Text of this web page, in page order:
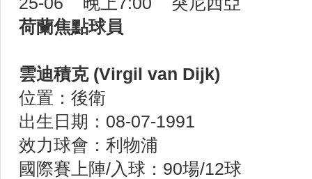
荷蘭焦點球員
雲迪積克 (Virgil van Dijk)
位置：後衛
出生日期：08-07-1991
效力球會：利物浦
國際賽上陣/入球：90場/12球